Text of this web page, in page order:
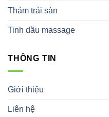
Thảm trải sàn
Tinh dầu massage
THÔNG TIN
Giới thiệu
Liên hệ